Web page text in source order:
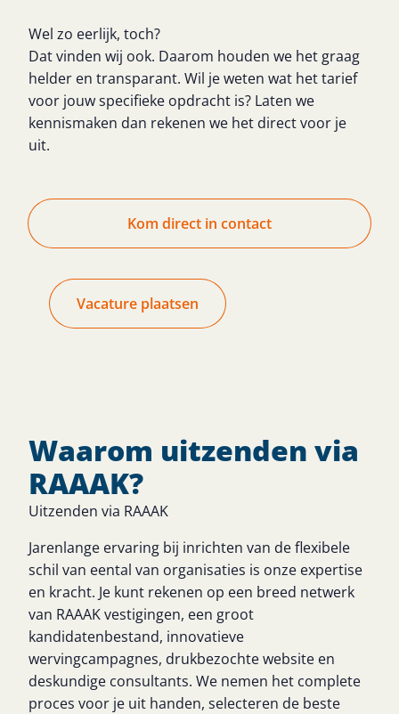
Wel zo eerlijk, toch?
Dat vinden wij ook. Daarom houden we het graag
helder en transparant. Wil je weten wat het tarief
voor jouw specifieke opdracht is? Laten we
kennismaken dan rekenen we het direct voor je
uit.
Kom direct in contact
Vacature plaatsen
Waarom uitzenden via
RAAAK?
Uitzenden via RAAAK
Jarenlange ervaring bij inrichten van de flexibele
schil van eental van organisaties is onze expertise
en kracht. Je kunt rekenen op een breed netwerk
van RAAAK vestigingen, een groot
kandidatenbestand, innovatieve
wervingcampagnes, drukbezochte website en
deskundige consultants. We nemen het complete
proces voor je uit handen, selecteren de beste